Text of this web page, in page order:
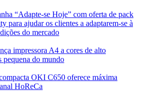
“Adapte-se Hoje” com oferta de pack
para ajudar os clientes a adaptarem-se à
do mercado
impressora A4 a cores de alto
pequena do mundo
OKI C650 oferece máxima
HoReCa